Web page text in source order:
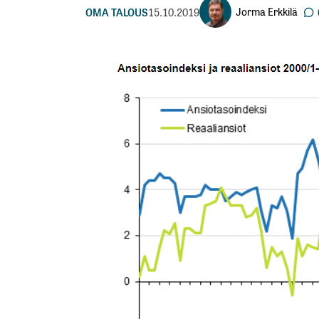
OMA TALOUS15.10.2019 Jorma Erkkilä